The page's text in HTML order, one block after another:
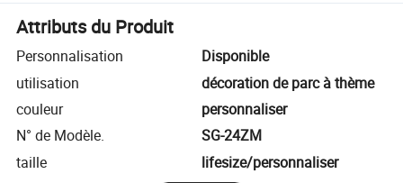
Attributs du Produit
Personnalisation
Disponible
utilisation
décoration de parc à thème
couleur
personnaliser
N° de Modèle.
SG-24ZM
taille
lifesize/personnaliser